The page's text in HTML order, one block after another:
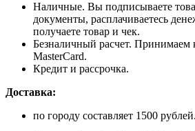
Наличные. Вы подписываете
документы, расплачиваетесь
получаете товар и чек.
Безналичный расчет.
MasterCard.
Кредит и рассрочка.
Доставка:
по городу составляет 1500 рублей.